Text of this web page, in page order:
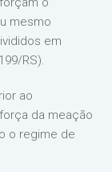
mesmo
em
RS).
ao
da meação
o regime de